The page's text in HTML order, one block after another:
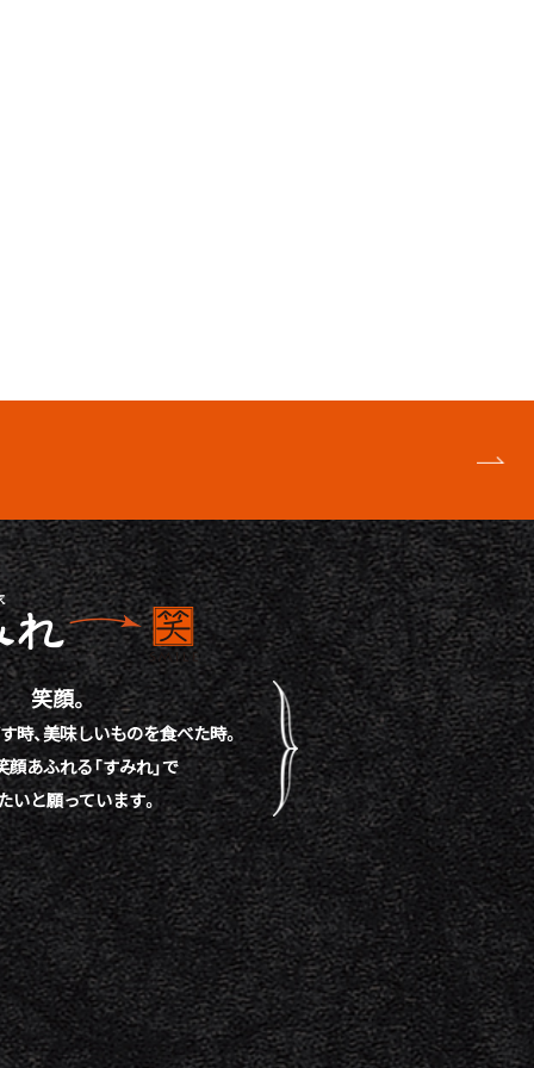
笑顔。
時、美味しいものを食べた時。
顔あふれる「すみれ」で
いと願っています。